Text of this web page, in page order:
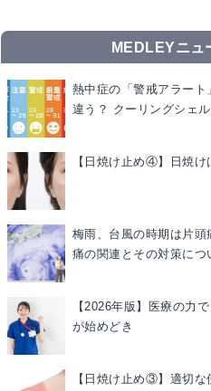
MEDLEYニュ
熱中症の「警戒アラー
違う？ クーリングシェ
【日焼け止め④】日焼け
梅雨、台風の時期は片
痛の関連とその対策につ
【2026年版】医療の力
が始めどき
【日焼け止め③】適切